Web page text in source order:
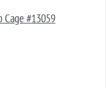
Cage #13059